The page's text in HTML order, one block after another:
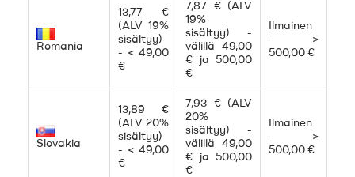
Romania
13,77 €
(ALV 19%
sisältyy)
- < 49,00
€
7,87 € (ALV
19%
sisältyy) -
välillä 49,00
€ ja 500,00
€
Ilmainen
- >
500,00 €
Slovakia
13,89 €
(ALV 20%
sisältyy)
- < 49,00
€
7,93 € (ALV
20%
sisältyy) -
välillä 49,00
€ ja 500,00
€
Ilmainen
- >
500,00 €